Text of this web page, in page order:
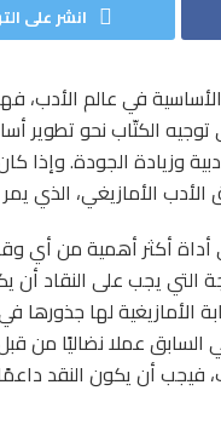
انشر على
في عالم الأدب،
الكتّاب نحو تطوير
وزيادة الجودة. وإذا
الأمازيغي، الذي
أداة أكثر أهمية من أي
التي يجب على النقاد أن
الأمازيغية لها
السابق عملا نضاليًا من
فيجب أن يكون النقد